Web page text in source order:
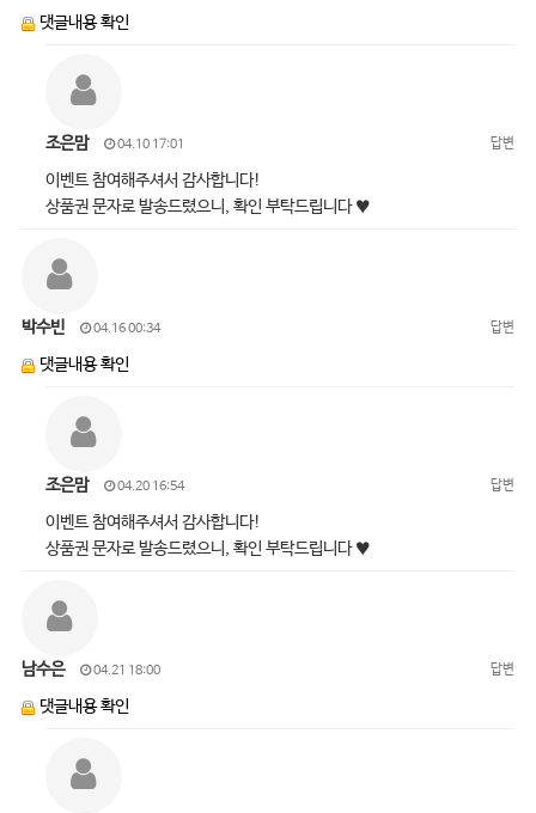
댓글내용 확인
조은맘 04.10 17:01 답변
이벤트 참여해주셔서 감사합니다!
상품권 문자로 발송드렸으니, 확인 부탁드립니다 ♥
박수빈 04.16 00:34 답변
댓글내용 확인
조은맘 04.20 16:54 답변
이벤트 참여해주셔서 감사합니다!
상품권 문자로 발송드렸으니, 확인 부탁드립니다 ♥
남수은 04.21 18:00 답변
댓글내용 확인